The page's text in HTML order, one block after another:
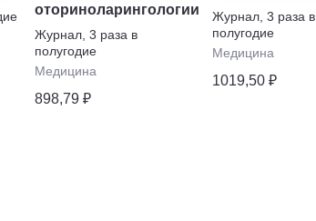
оториноларингологии
Журнал 3 раза в
полугодие
Медицина
898,79 ₽
Журнал 3 раза в
полугодие
Медицина
1019,50 ₽